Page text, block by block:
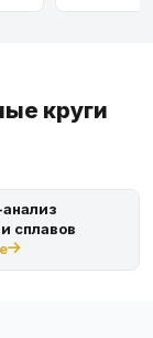
круги
сплавов